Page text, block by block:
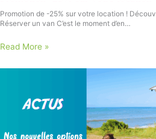
Promotion de -25% sur votre location !
Réserver un van C’est le moment d’en…
Read More »